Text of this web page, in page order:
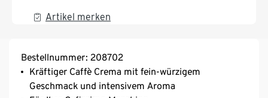
Artikel merken
Bestellnummer: 208702
Kräftiger Caffè Crema mit fein-würzigem
Geschmack und intensivem Aroma